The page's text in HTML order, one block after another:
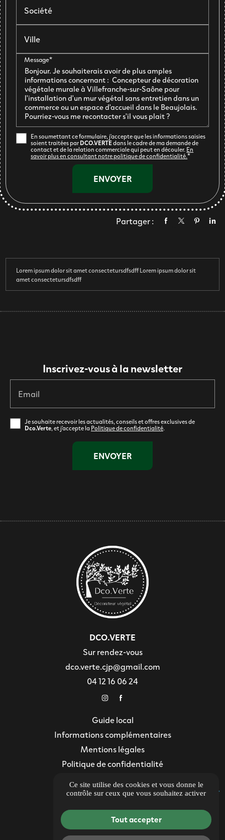
Société
Ville
Message*
En soumettant ce formulaire, j'accepte que les informations saisies
soient traitées parDCO.VERTEdans le cadre de ma demande de
contact et de la relation commerciale qui peut en découler.En
savoir plus en consultant notre politique de confidentialité.*
Partager :
Lorem ipsum dolor sit amet consectetursdfsdff Lorem ipsum dolor sit
amet consectetursdfsdff
Inscrivez-vous à la newsletter
Email
Je souhaite recevoir les actualités, conseils et offres exclusives de
Dco.Verte, et j’accepte la Politique de confidentialité.
DCO.VERTE
Sur rendez-vous
dco.verte.cjp@gmail.com
04 12 16 06 24
Guide local
Informations complémentaires
Mentions légales
Politique de confidentialité
Ce site utilise des cookies et vous donne le
contrôle sur ceux que vous souhaitez activer
Tout accepter